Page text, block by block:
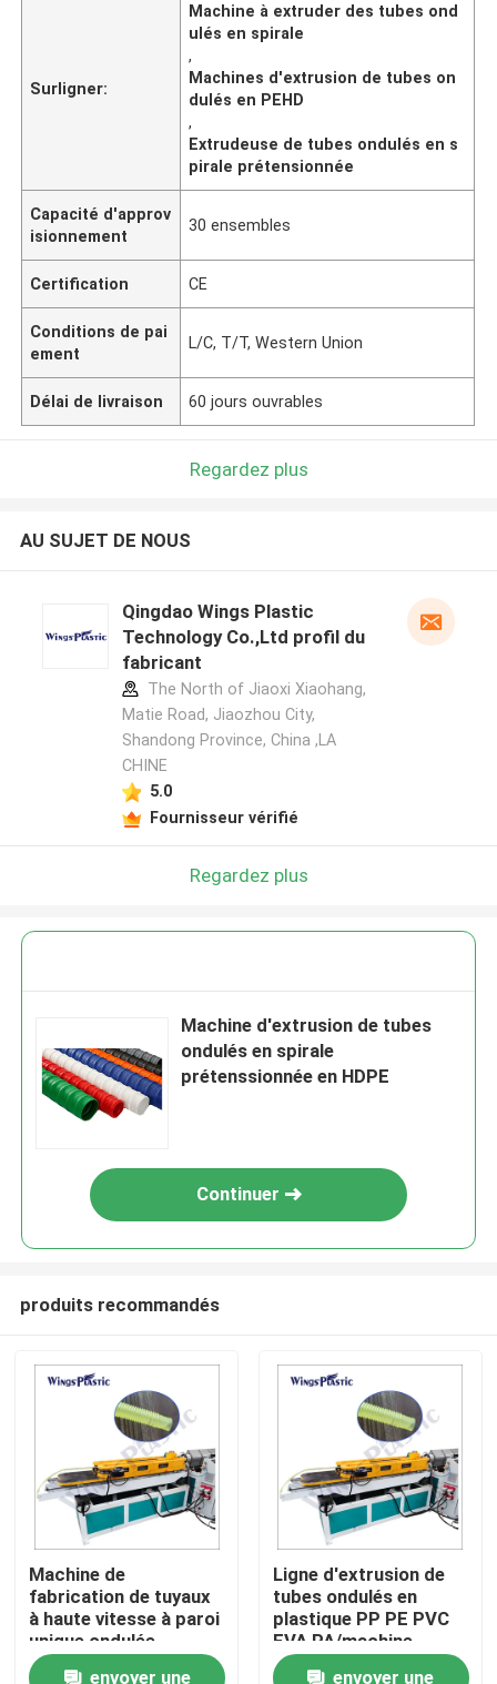
Maison
Produits
Au sujet de nous
Surligner:
Machine à extruder des tubes ond
ulés en spirale
,
Machines d'extrusion de tubes on
dulés en PEHD
,
Extrudeuse de tubes ondulés en s
pirale prétensionnée
Capacité d'approv
isionnement
30 ensembles
Certification CE
Conditions de pai
ement
L/C, T/T, Western Union
Délai de livraison 60 jours ouvrables
Regardez plus
AU SUJET DE NOUS
Qingdao Wings Plastic
Technology Co.,Ltd profil du
fabricant
The North of Jiaoxi Xiaohang,
Matie Road, Jiaozhou City,
Shandong Province, China ,LA
CHINE
5.0
Fournisseur vérifié
Regardez plus
Machine d'extrusion de tubes
ondulés en spirale
prétenssionnée en HDPE
Continuer
produits recommandés
Machine de
fabrication de tuyaux
à haute vitesse à paroi
unique ondulée
envoyer une
Ligne d'extrusion de
tubes ondulés en
plastique PP PE PVC
EVA PA/machine
d'extrusion de tubes
envoyer une